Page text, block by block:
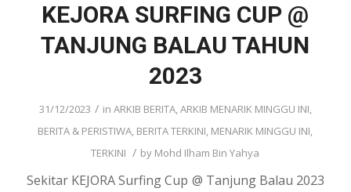
KEJORA SURFING CUP @
TANJUNG BALAU TAHUN
2023
31/12/2023 / in ARKIB BERITA,ARKIB MENARIK MINGGU INI,
BERITA & PERISTIWA, BERITA TERKINI, MENARIK MINGGU INI,
TERKINI / by Mohd Ilham Bin Yahya
Sekitar KEJORA Surfing Cup @ Tanjung Balau 2023